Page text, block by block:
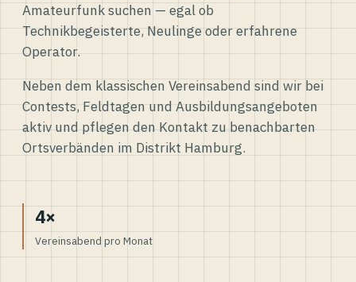
Amateurfunk suchen — egal ob
Technikbegeisterte, Neulinge oder erfahrene
Operator.
Neben dem klassischen Vereinsabend sind wir bei
Contests, Feldtagen und Ausbildungsangeboten
aktiv und pflegen den Kontakt zu benachbarten
Ortsverbänden im Distrikt Hamburg.
4×
Vereinsabend pro Monat